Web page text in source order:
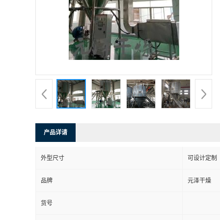
产品详请
外型尺寸 可设计定制
品牌 元泽干燥
货号